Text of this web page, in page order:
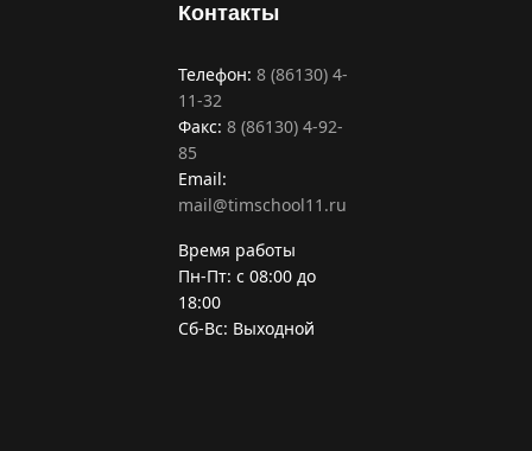
Контакты
Телефон: 8 (86130) 4-
11-32
Факс: 8 (86130) 4-92-
85
Email:
mail@timschool11.ru
Время работы
Пн-Пт: с 08:00 до
18:00
Сб-Вс: Выходной